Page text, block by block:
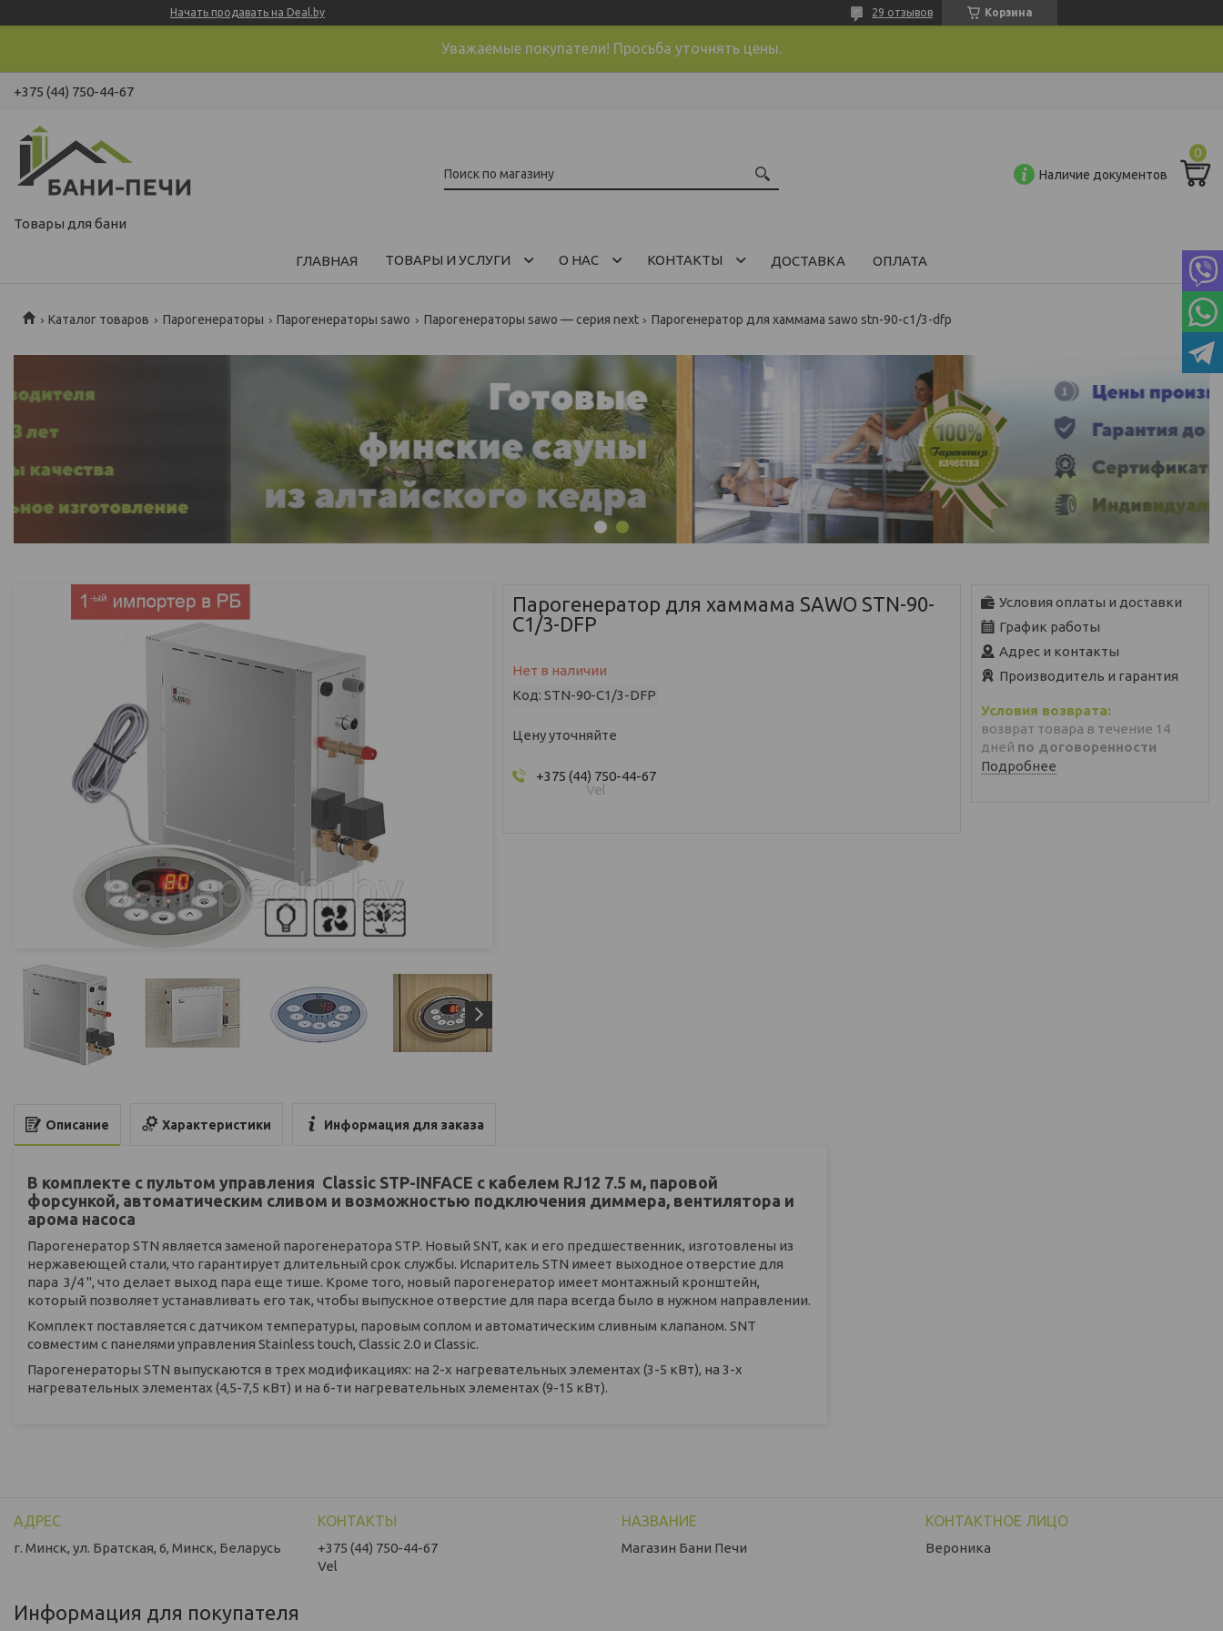
Начать продавать на Deal.by Корзина
29 отзывов
Уважаемые покупатели! Просьба уточнять цены.
+375 (44) 750-44-67
Товары для бани
Наличие документов
ГЛАВНАЯ ТОВАРЫ И УСЛУГИ О НАС КОНТАКТЫ ДОСТАВКА ОПЛАТА
Каталог товаров Парогенераторы Парогенераторы sawo Парогенераторы sawo — серия next Парогенератор для хаммама sawo stn-90-c1/3-dfp
Парогенератор для хаммама SAWO STN-90-
C1/3-DFP
Нет в наличии
Код: STN-90-C1/3-DFP
Цену уточняйте
+375 (44) 750-44-67
Vel
Условия оплаты и доставки
График работы
Адрес и контакты
Производитель и гарантия
возврат товара в течение 14
дней по договоренности
Подробнее
Описание Характеристики Информация для заказа
В комплекте с пультом управления Classic STP-INFACE с кабелем RJ12 7.5 м, паровой
форсункой, автоматическим сливом и возможностью подключения диммера, вентилятора и
арома насоса
Парогенератор STN является заменой парогенератора STP. Новый SNT, как и его предшественник, изготовлены из
нержавеющей стали, что гарантирует длительный срок службы. Испаритель STN имеет выходное отверстие для
пара 3/4 ", что делает выход пара еще тише. Кроме того, новый парогенератор имеет монтажный кронштейн,
который позволяет устанавливать его так, чтобы выпускное отверстие для пара всегда было в нужном направлении.
Комплект поставляется с датчиком температуры, паровым соплом и автоматическим сливным клапаном. SNT
совместим с панелями управления Stainless touch, Classic 2.0 и Classiс.
Парогенераторы STN выпускаются в трех модификациях: на 2-х нагревательных элементах (3-5 кВт), на 3-х
нагревательных элементах (4,5-7,5 кВт) и на 6-ти нагревательных элементах (9-15 кВт).
г. Минск, ул. Братская, 6, Минск, Беларусь
+375 (44) 750-44-67
Vel
Магазин Бани Печи Вероника
Информация для покупателя